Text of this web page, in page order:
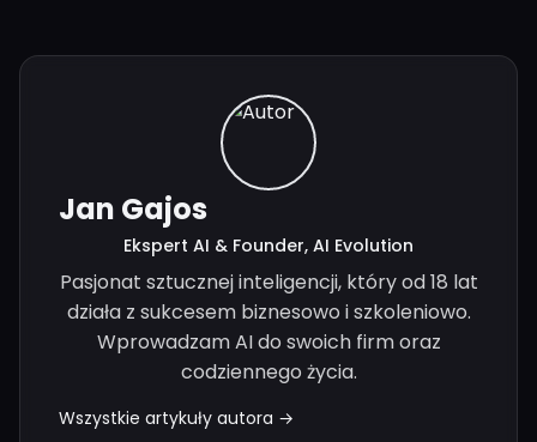
Jan Gajos
Ekspert AI & Founder, AI Evolution
Pasjonat sztucznej inteligencji, który od 18 lat
działa z sukcesem biznesowo i szkoleniowo.
Wprowadzam AI do swoich firm oraz
codziennego życia.
Wszystkie artykuły autora →